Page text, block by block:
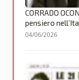
CORRADO
pensiero
04/06/2026